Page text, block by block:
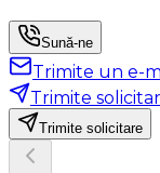
Sună-ne
Trimite un e-
Trimite
Trimite solicitare